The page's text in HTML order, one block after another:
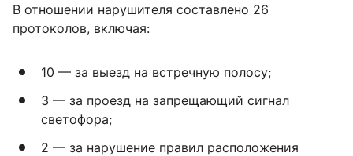
В отношении нарушителя составлено 26
протоколов, включая:
10 — за выезд на встречную полосу;
3 — за проезд на запрещающий сигнал
светофора;
2 — за нарушение правил расположения